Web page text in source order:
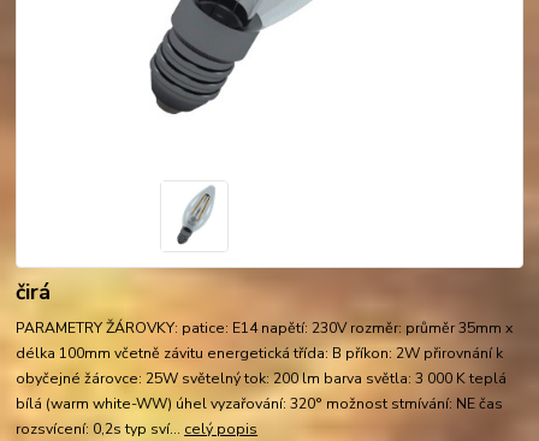
čirá
PARAMETRY ŽÁROVKY: patice: E14 napětí: 230V rozměr: průměr 35mm x
délka 100mm včetně závitu energetická třída: B příkon: 2W přirovnání k
obyčejné žárovce: 25W světelný tok: 200 lm barva světla: 3 000 K teplá
bílá (warm white-WW) úhel vyzařování: 320° možnost stmívání: NE čas
rozsvícení: 0,2s typ sví... celý popis